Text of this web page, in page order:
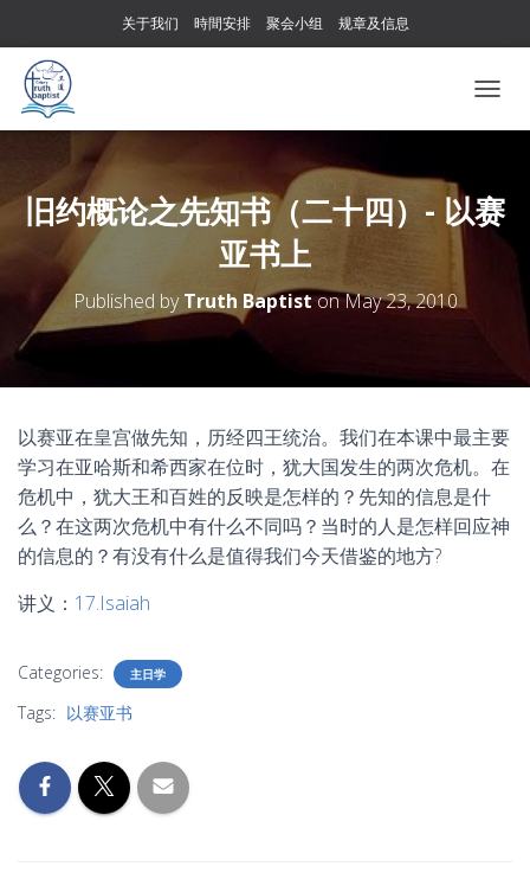
关于我们 時間安排 聚会小组 规章及信息
O
L
E
N
旧约概论之先知书（二十四）- 以赛
亚书上
Published byTruth BaptistonMay 23, 2010
以赛亚在皇宫做先知，历经四王统治。我们在本课中最主要
学习在亚哈斯和希西家在位时，犹大国发生的两次危机。在
危机中，犹大王和百姓的反映是怎样的？先知的信息是什
么？在这两次危机中有什么不同吗？当时的人是怎样回应神
的信息的？有没有什么是值得我们今天借鉴的地方?
讲义： 17.Isaiah
Categories: 主日学
Tags: 以赛亚书